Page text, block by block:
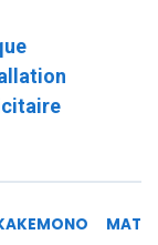
MAT